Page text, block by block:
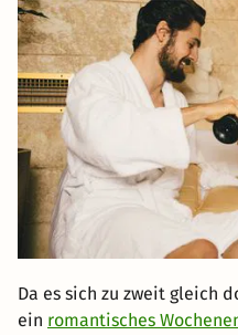
Da es sich zu zweit gleich
ein romantisches